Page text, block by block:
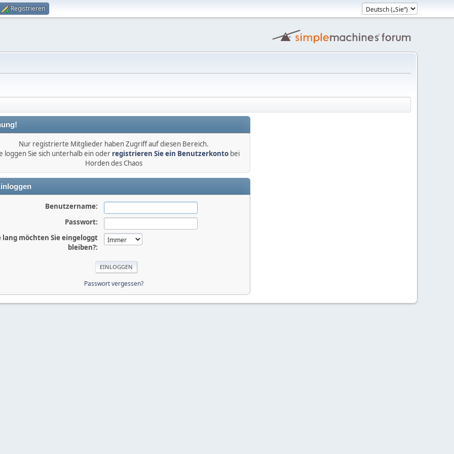
Registrieren
Nur registrierte Mitglieder haben Zugriff auf diesen Bereich.
loggen Sie sich unterhalb ein oder registrieren Sie ein Benutzerkontobei
Horden des Chaos
Benutzername:
Passwort:
lang möchten Sie eingeloggt
bleiben?:
Passwort vergessen?